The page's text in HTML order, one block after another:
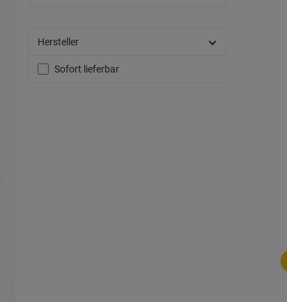
Hersteller
Sofort lieferbar